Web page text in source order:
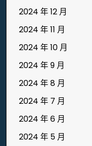
2024 年 12 月
2024 年 11 月
2024 年 10 月
2024 年 9 月
2024 年 8 月
2024 年 7 月
2024 年 6 月
2024 年 5 月